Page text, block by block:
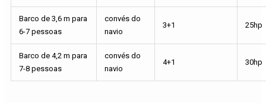
Barco de 3,6 m para
6-7 pessoas
convés do
navio
3+1 25hp
Barco de 4,2 m para
7-8 pessoas
convés do
navio
4+1 30hp